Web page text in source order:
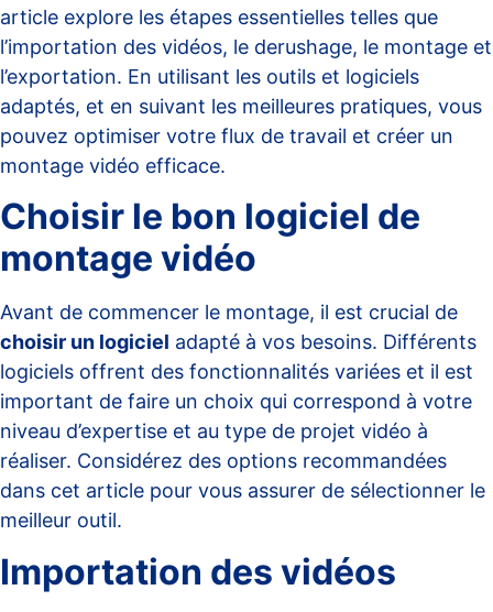
article explore les étapes essentielles telles que
l’importation des vidéos, le derushage, le montage et
l’exportation. En utilisant les outils et logiciels
adaptés, et en suivant les meilleures pratiques, vous
pouvez optimiser votre flux de travail et créer un
montage vidéo efficace.
Choisir le bon logiciel de
montage vidéo
Avant de commencer le montage, il est crucial de
choisir un logiciel adapté à vos besoins. Différents
logiciels offrent des fonctionnalités variées et il est
important de faire un choix qui correspond à votre
niveau d’expertise et au type de projet vidéo à
réaliser. Considérez des options recommandées
dans cet article pour vous assurer de sélectionner le
meilleur outil.
Importation des vidéos